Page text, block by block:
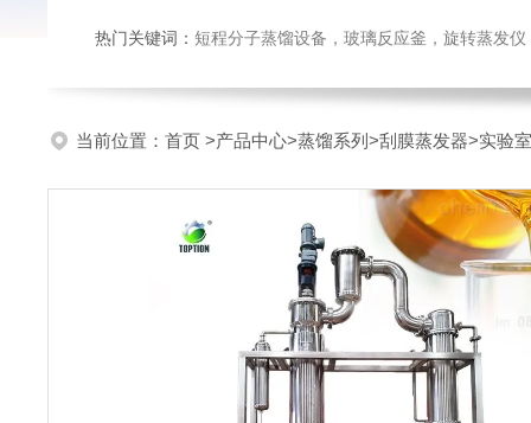
热门关键词： 短程分子蒸馏设备，玻璃反应釜，旋转蒸发
当前位置： 首页 >产品中心>蒸馏系列 >刮膜蒸发器>实验